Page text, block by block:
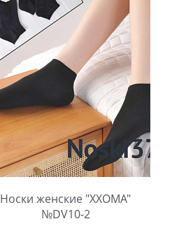
Носки женские "XXOMA"
№DV10-2